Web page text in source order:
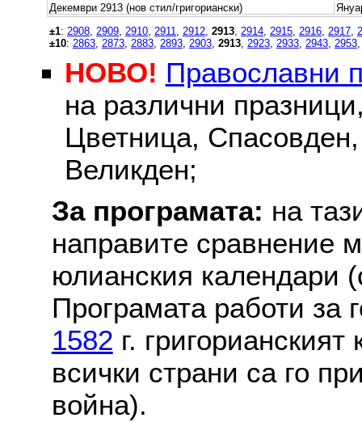
Декември 2913 (нов стил/григориански)
±1: 2908 2909 2910 2911 2912 2913 2914 2915 2916 2917
±10: 2863 2873 2883 2893 2903 2913 2923 2933 2943 2953
НОВО! Православни
на различни
Цветница, Спасовден,
Великден;
За програмата: на
направите сравнение
юлианския календари
Програмата работи за
1582 г.
всички страни са го
война).